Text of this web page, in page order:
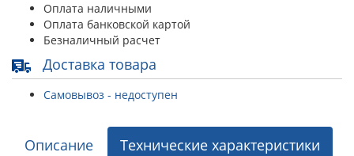
Оплата наличными
Оплата банковской картой
Безналичный расчет
Доставка товара
Самовывоз - недоступен
Описание
Технические характеристики